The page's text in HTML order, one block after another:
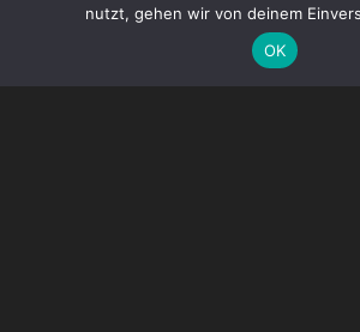
DE
nutzt, gehen wir von deinem
OK